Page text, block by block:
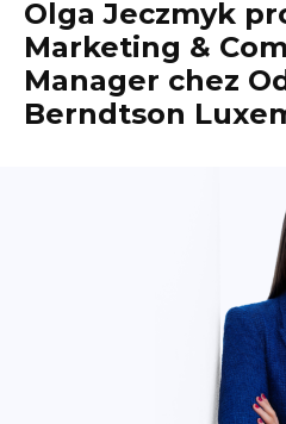
Olga Jeczmyk
Marketing &
Manager chez
Berndtson